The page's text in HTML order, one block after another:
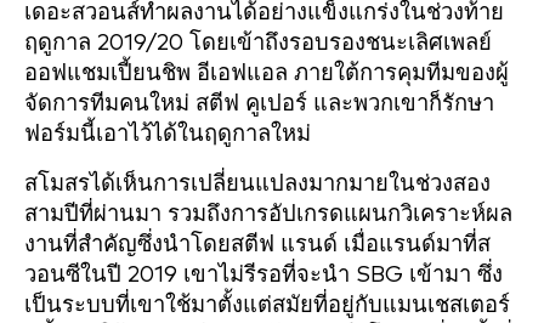
เดอะสวอนส์ทำผลงานได้อย่างแข็งแกร่งในช่วงท้าย
ฤดูกาล 2019/20 โดยเข้าถึงรอบรองชนะเลิศเพลย์
ออฟแชมเปี้ยนชิพ อีเอฟแอล ภายใต้การคุมทีมของผู้
จัดการทีมคนใหม่ สตีฟ คูเปอร์ และพวกเขาก็รักษา
ฟอร์มนี้เอาไว้ได้ในฤดูกาลใหม่
สโมสรได้เห็นการเปลี่ยนแปลงมากมายในช่วงสอง
สามปีที่ผ่านมา รวมถึงการอัปเกรดแผนกวิเคราะห์ผล
งานที่สำคัญซึ่งนำโดยสตีฟ แรนด์ เมื่อแรนด์มาที่ส
วอนซีในปี 2019 เขาไม่รีรอที่จะนำ SBG เข้ามา ซึ่ง
เป็นระบบที่เขาใช้มาตั้งแต่สมัยที่อยู่กับแมนเชสเตอร์